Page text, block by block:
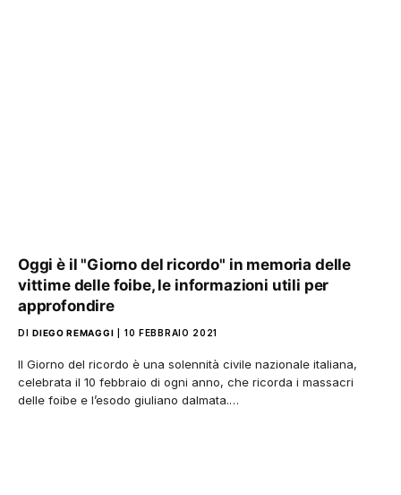
Oggi è il "Giorno del ricordo" in memoria delle
vittime delle foibe, le informazioni utili per
approfondire
DI DIEGO REMAGGI 10 FEBBRAIO 2021
Il Giorno del ricordo è una solennità civile nazionale italiana,
celebrata il 10 febbraio di ogni anno, che ricorda i massacri
delle foibe e l’esodo giuliano dalmata.…